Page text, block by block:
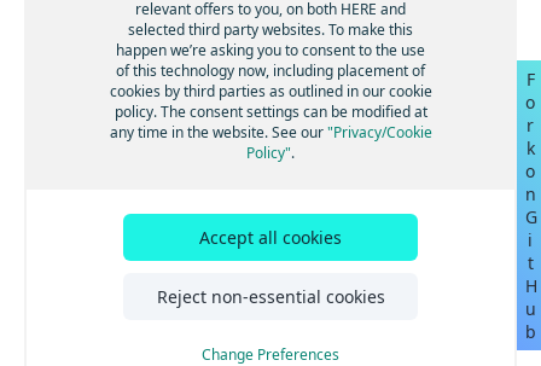
カスタムオーバーレイを表示する
地図をカスタマイズする
カスタムの地政学的見解を適用する
ルートと経路を計算する
視覚化のためのクラスターデータ
地域固有の地図を設定する
マップコントロールとUIでマップをカスタマイ
ルでマップをカスタマイズする
フレームワークと統合する
Angularを使用してHERE Mapsを構築する
Reactを使用してHERE Mapsを構築する
Vue.jsを使用してHERE Mapsを構築する
HERE Maps API for Javascriptをバンドルしてパ
フォーマンスを最適化する
びRollupをバンドルする
ベストプラクティスと高度なヒント
効率的なマップレンダリングのためのベストプ
GoogleからHERE Maps API for JavaScriptジオコ
ーディングに切り替える
検索に切り替える
制限と回避策
Calculate a location from a mouse click
Changing from the metric system
Circle on a map
Display an indoor map
F
o
r
k
o
n
G
i
t
H
u
b
relevant offers to you, on both HERE and
selected third party websites. To make this
happen we’re asking you to consent to the use
of this technology now, including placement of
cookies by third parties as outlined in our cookie
policy. The consent settings can be modified at
any time in the website. See our"Privacy/Cookie
Policy".
Accept all cookies
Reject non-essential cookies
Change Preferences